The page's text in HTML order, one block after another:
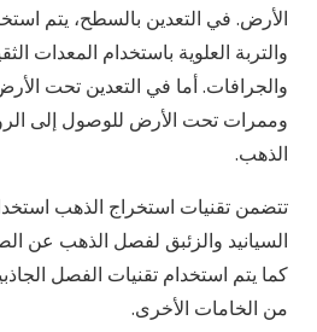
الأرض. في التعدين بالسطح، يتم
والتربة العلوية باستخدام المعدات
والجرافات. أما في التعدين تحت
وممرات تحت الأرض للوصول إلى
الذهب.
تتضمن تقنيات استخراج الذهب
السيانيد والزئبق لفصل الذهب عن
كما يتم استخدام تقنيات الفصل
من الخامات الأخرى.